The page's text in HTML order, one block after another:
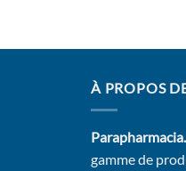
À PROPOS
gamme de